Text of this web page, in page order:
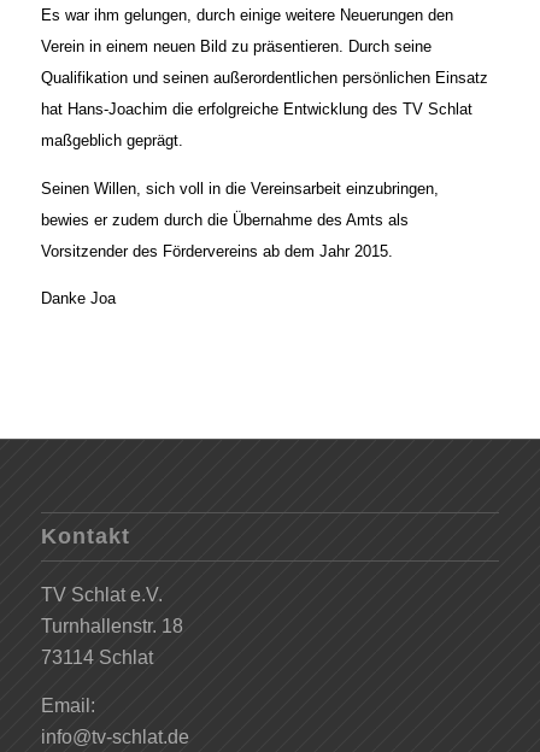
Es war ihm gelungen, durch einige weitere Neuerungen den
Verein in einem neuen Bild zu präsentieren. Durch seine
Qualifikation und seinen außerordentlichen persönlichen Einsatz
hat Hans-Joachim die erfolgreiche Entwicklung des TV Schlat
maßgeblich geprägt.
Seinen Willen, sich voll in die Vereinsarbeit einzubringen,
bewies er zudem durch die Übernahme des Amts als
Vorsitzender des Fördervereins ab dem Jahr 2015.
Danke Joa
Kontakt
TV Schlat e.V.
Turnhallenstr. 18
73114 Schlat
Email:
info@tv-schlat.de